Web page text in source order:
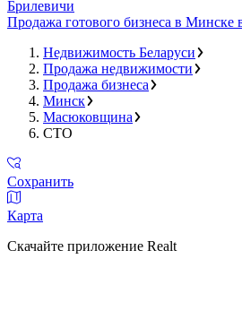
Брилевичи
Продажа готового бизнеса в Минске
Недвижимость Беларуси
Продажа недвижимости
Продажа бизнеса
Минск
Масюковщина
СТО
Сохранить
Карта
Скачайте приложение Realt